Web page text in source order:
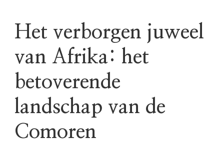
Het verborgen juweel
van Afrika: het
betoverende
landschap van de
Comoren